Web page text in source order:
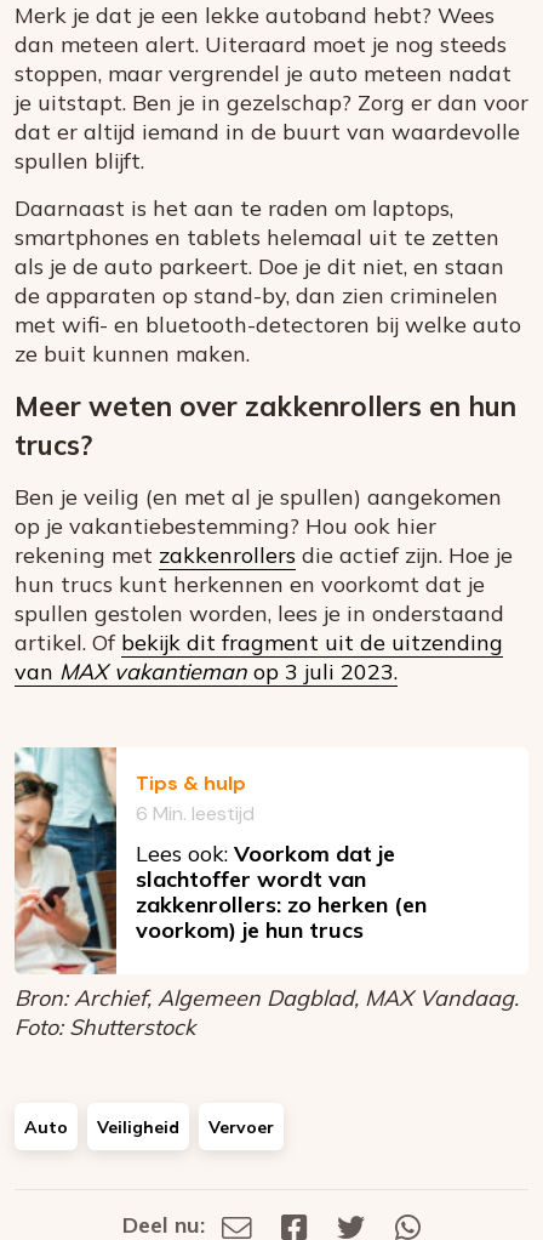
Merk je dat je een lekke autoband hebt? Wees
dan meteen alert. Uiteraard moet je nog steeds
stoppen, maar vergrendel je auto meteen nadat
je uitstapt. Ben je in gezelschap? Zorg er dan voor
dat er altijd iemand in de buurt van waardevolle
spullen blijft.
Daarnaast is het aan te raden om laptops,
smartphones en tablets helemaal uit te zetten
als je de auto parkeert. Doe je dit niet, en staan
de apparaten op stand-by, dan zien criminelen
met wifi- en bluetooth-detectoren bij welke auto
ze buit kunnen maken.
Meer weten over zakkenrollers en hun
trucs?
Ben je veilig (en met al je spullen) aangekomen
op je vakantiebestemming? Hou ook hier
rekening met zakkenrollers die actief zijn. Hoe je
hun trucs kunt herkennen en voorkomt dat je
spullen gestolen worden, lees je in onderstaand
artikel. Of bekijk dit fragment uit de uitzending
van MAX vakantieman op 3 juli 2023.
Tips & hulp
6 Min. leestijd
Lees ook: Voorkom dat je
slachtoffer wordt van
zakkenrollers: zo herken (en
voorkom) je hun trucs
Bron: Archief, Algemeen Dagblad, MAX Vandaag.
Foto: Shutterstock
Auto Veiligheid Vervoer
Deel nu: Deel Deel Deel